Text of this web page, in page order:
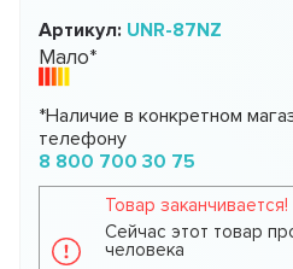
Артикул: UNR-87NZ
Мало*
*Наличие в конкретном
телефону
8 800 700 30 75
Товар заканчивается!
Сейчас этот товар
человека